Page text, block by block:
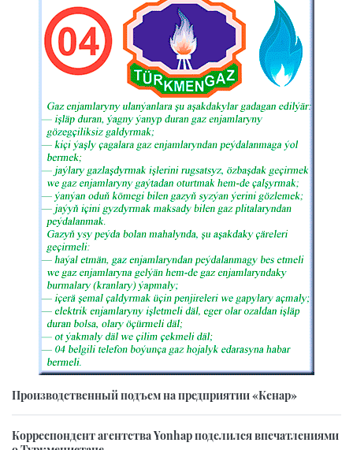
Производственный подъем на предприятии «Кенар»
Корреспондент агентства Yonhap поделился впечатлениями